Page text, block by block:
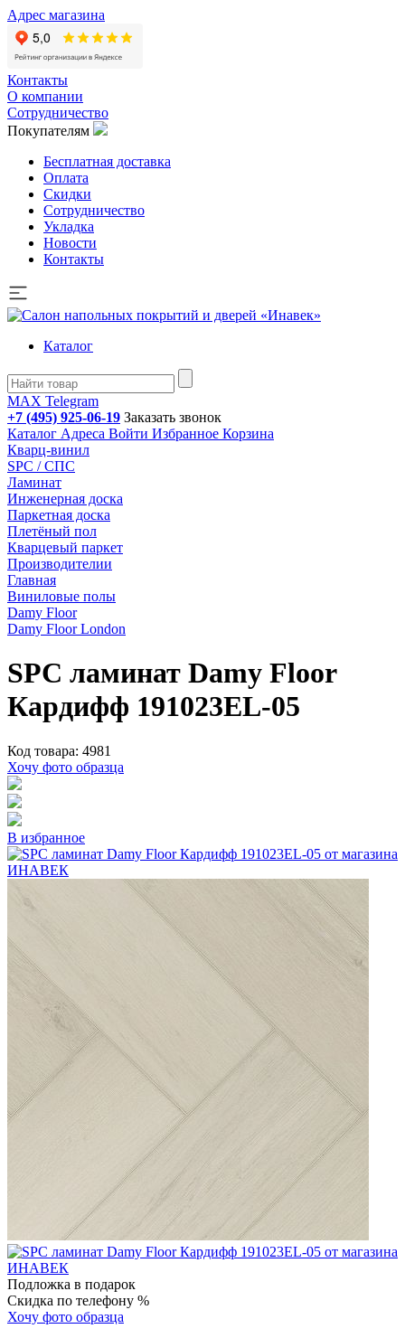
Адрес магазина
Контакты
О компании
Сотрудничество
Покупателям
Бесплатная доставка
Оплата
Скидки
Сотрудничество
Укладка
Новости
Контакты
Каталог
MAX Telegram
+7 (495) 925-06-19 Заказать звонок
Каталог Адреса Войти Избранное Корзина
Кварц-винил
SPC / СПС
Ламинат
Инженерная доска
Паркетная доска
Плетёный пол
Кварцевый паркет
Производителии
Главная
Виниловые полы
Damy Floor
Damy Floor London
SPC ламинат Damy Floor
Кардифф 191023EL-05
Код товара: 4981
Хочу фото образца
В избранное
Подложка в подарок
Скидка по телефону %
Хочу фото образца